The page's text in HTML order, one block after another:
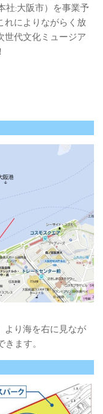
社:大阪市）を事業予
れによりながらく放
世代文化ミュージア
より海を右に見なが
ます。